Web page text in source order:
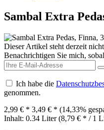
Sambal Extra
Dieser Artikel steht derzeit
Benachrichtigen Sie mich,
Ich habe die
genommen.
2,99 € * 3,49 € * (14,33%
Inhalt: 0.34 Liter (8,79 € * / 1